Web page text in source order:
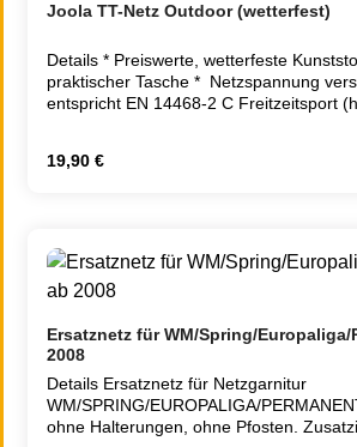
Joola TT-Netz Outdoor (wetterfest)
Details * Preiswerte, wetterfeste Kunststoff-Garnitur in
praktischer Tasche * Netzspannung
entspricht EN 14468-2 C Freitzeitsport
Regulärer Preis:
19,90 €
Ersatznetz für WM/Spring/Europaliga/
2008
Details Ersatznetz für Netzgarnitur
WM/SPRING/EUROPALIGA/
ohne Halterungen, ohne Pfosten. Zusatzinformation